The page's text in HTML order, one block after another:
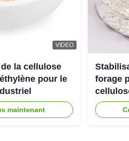
VIDEO
la cellulose
pour le
maintenant
forage